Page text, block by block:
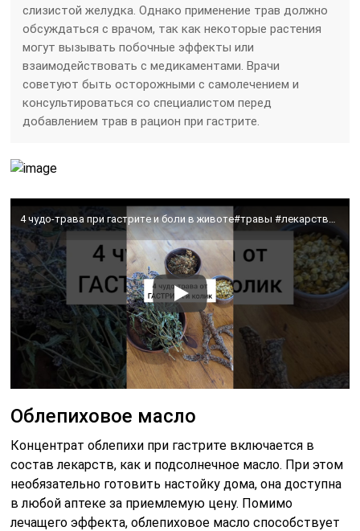
слизистой желудка. Однако применение трав должно
обсуждаться с врачом, так как некоторые растения
могут вызывать побочные эффекты или
взаимодействовать с медикаментами. Врачи
советуют быть осторожными с самолечением и
консультироваться со специалистом перед
добавлением трав в рацион при гастрите.
Облепиховое масло
Концентрат облепихи при гастрите включается в
состав лекарств, как и подсолнечное масло. При этом
необязательно готовить настойку дома, она доступна
в любой аптеке за приемлемую цену. Помимо
лечащего эффекта, облепиховое масло способствует